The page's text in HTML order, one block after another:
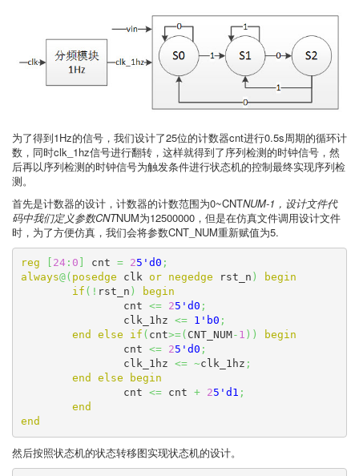
为了得到1Hz的信号，我们设计了25位的计数器cnt进行0.5s周期的循环计
数，同时clk_1hz信号进行翻转，这样就得到了序列检测的时钟信号，然
后再以序列检测的时钟信号为触发条件进行状态机的控制最终实现序列检
测。
首先是计数器的设计，计数器的计数范围为0~CNTNUM-1，设计文件代
码中我们定义参数CNTNUM为12500000，但是在仿真文件调用设计文件
时，为了方便仿真，我们会将参数CNT_NUM重新赋值为5.
reg 24: 0 cnt = 25'd0 ;
always@( posedge clk or negedge rst_n )
begin
if ( ! rst_n )
begin
		cnt
<= 25'd0 ;
		clk_1hz
<= 1'b0 ;
end
else if ( cnt>=( CNT_NUM- 1 ) )
begin
		cnt
<= 25'd0 ;
		clk_1hz
<= ~clk_1hz ;
end
else
begin
		cnt
<= cnt + 25'd1 ;
end
end
然后按照状态机的状态转移图实现状态机的设计。